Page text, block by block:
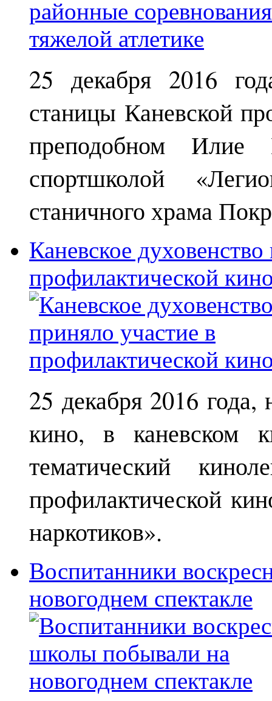
25 декабря 2016
станицы Каневской
преподобном Илие
спортшколой
станичного храма
Каневское
профилактической
25 декабря 2016
кино, в каневском
тематический
профилактической
наркотиков».
Воспитанники
новогоднем спектакле